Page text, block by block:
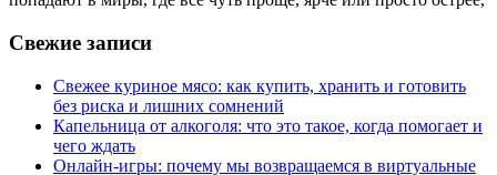
Свежие записи
Свежее куриное мясо: как купить, хранить и готовить
без риска и лишних сомнений
Капельница от алкоголя: что это такое, когда помогает и
чего ждать
Онлайн-игры: почему мы возвращаемся в виртуальные